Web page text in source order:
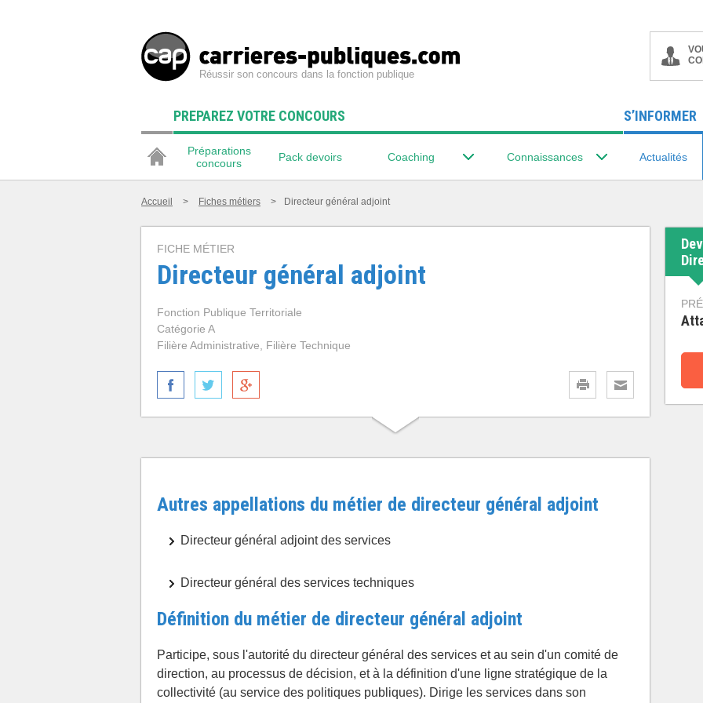
Réussir son concours dans la fonction publique
PREPAREZ VOTRE CONCOURS
Préparations
concours
Pack devoirs Coaching Connaissances
S’INFORMER
Actualités
Accueil > Fiches métiers > Directeur général adjoint
FICHE MÉTIER
Directeur général adjoint
Fonction Publique Territoriale
Catégorie A
Filière Administrative, Filière Technique
Autres appellations du métier de directeur général adjoint
Directeur général adjoint des services
Directeur général des services techniques
Définition du métier de directeur général adjoint
Participe, sous l'autorité du directeur général des services et au sein d'un comité de
direction, au processus de décision, et à la définition d'une ligne stratégique de la
collectivité (au service des politiques publiques). Dirige les services dans son